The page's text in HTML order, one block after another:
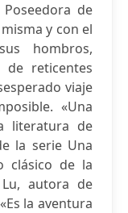
de
y con el
hombros,
reticentes
viaje
«Una
literatura de
la serie Una
clásico de la
autora de
la aventura